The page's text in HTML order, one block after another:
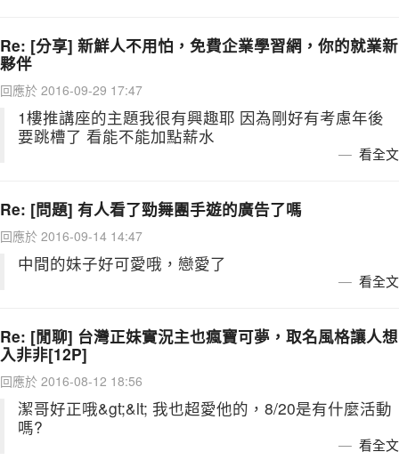
Re: [分享] 新鮮人不用怕，免費企業學習網，你的就業新
夥伴
回應於 2016-09-29 17:47
1樓推講座的主題我很有興趣耶 因為剛好有考慮年後
要跳槽了 看能不能加點薪水
看全文
Re: [問題] 有人看了勁舞團手遊的廣告了嗎
回應於 2016-09-14 14:47
中間的妹子好可愛哦，戀愛了
看全文
Re: [閒聊] 台灣正妹實況主也瘋寶可夢，取名風格讓人想
入非非[12P]
回應於 2016-08-12 18:56
潔哥好正哦&gt;&lt; 我也超愛他的，8/20是有什麼活動
嗎?
看全文